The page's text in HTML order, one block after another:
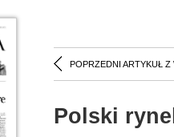
POPRZEDNI ARTYKUŁ Z
Polski